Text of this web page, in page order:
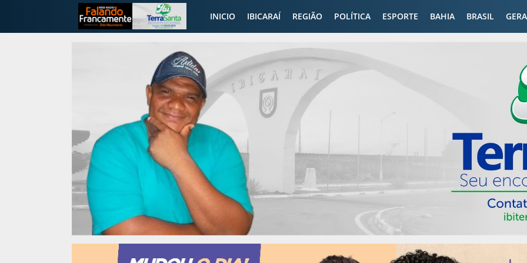
INICIO IBICARAÍ REGIÃO POLÍTICA ESPORTE BAHIA BRASIL